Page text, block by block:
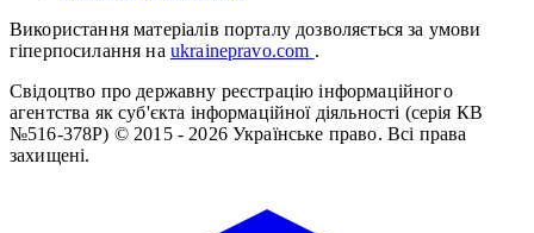
Використання матеріалів порталу дозволяється за умови
гіперпосилання на ukrainepravo.com .
Свідоцтво про державну реєстрацію інформаційного
агентства як суб'єкта інформаційної діяльності (серія КВ
№516-378Р) © 2015 - 2026 Українське право. Всі права
захищені.